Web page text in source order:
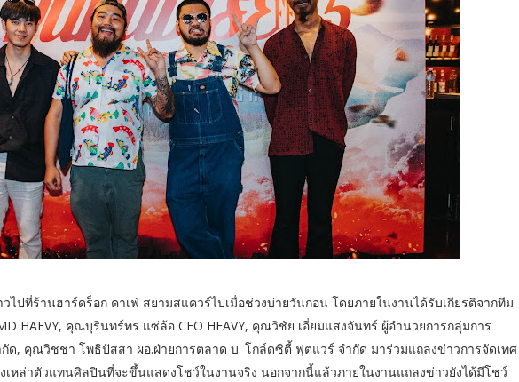
ไปที่ร้านฮาร์ดร็อก คาเฟ่ สยามสแควร์ไปเมื่อช่วงบ่ายวันก่อน โดยภายในงานได้รับเกียรติจากทีม
HAEVY, คุณบุรินทร์ทร แซ่ล้อ CEO HEAVY, คุณวิชัย เอี่ยมแสงจันทร์ ผู้อำนวยการกลุ่มการ
ด, คุณวิชชา โพธิปัสสา ผอ.ฝ่ายการตลาด บ. โกล์ดซิตี้ ฟุตแวร์ จำกัด มาร่วมแถลงข่าวการจัดเทศ
เหล่าตัวแทนศิลปินที่จะขึ้นแสดงโชว์ในงานจริง นอกจากนี้แล้วภายในงานแถลงข่าวยังได้มีโชว์